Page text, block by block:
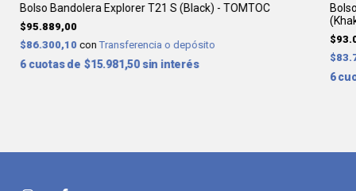
Bolso Bandolera Explorer T21 S (Black) - TOMTOC
$95.889,00
$86.300,10 con Transferencia o depósito
6 $15.981,50 sin interés
6